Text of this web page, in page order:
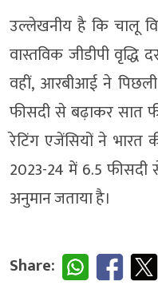
उल्लेखनीय है कि चालू
वास्तविक जीडीपी
वहीं, आरबीआई ने
फीसदी से बढ़ाकर सात
रेटिंग एजेंसियों ने भारत
2023-24 में 6.5
अनुमान जताया है।
Share: